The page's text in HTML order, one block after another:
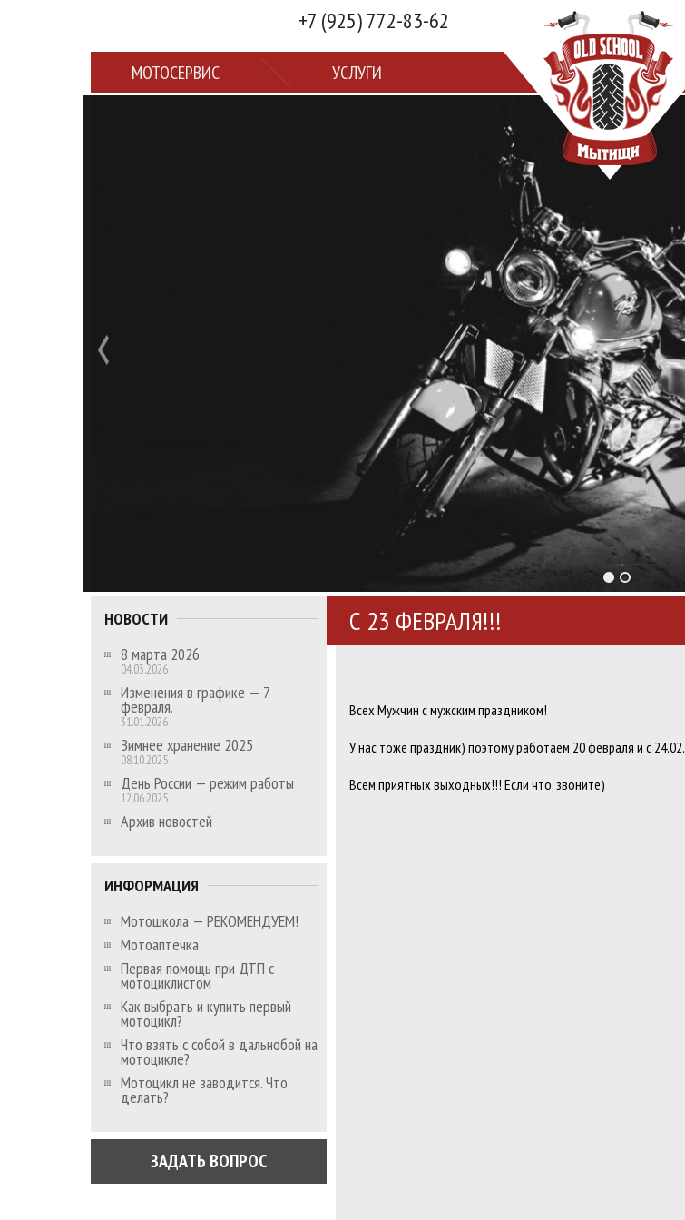
+7 (925) 772-83-62
МОТОСЕРВИС УСЛУГИ
НОВОСТИ
8 марта 2026
04.03.2026
Изменения в графике — 7
февраля.
31.01.2026
Зимнее хранение 2025
08.10.2025
День России — режим работы
12.06.2025
Архив новостей
ИНФОРМАЦИЯ
Мотошкола — РЕКОМЕНДУЕМ!
Мотоаптечка
Первая помощь при ДТП с
мотоциклистом
Как выбрать и купить первый
мотоцикл?
Что взять с собой в дальнобой на
мотоцикле?
Мотоцикл не заводится. Что
делать?
ЗАДАТЬ ВОПРОС
С 23 ФЕВРАЛЯ!!!
Всех Мужчин с мужским праздником!
У нас тоже праздник) поэтому работаем 20 февраля и с 24.02.
Всем приятных выходных!!! Если что, звоните)